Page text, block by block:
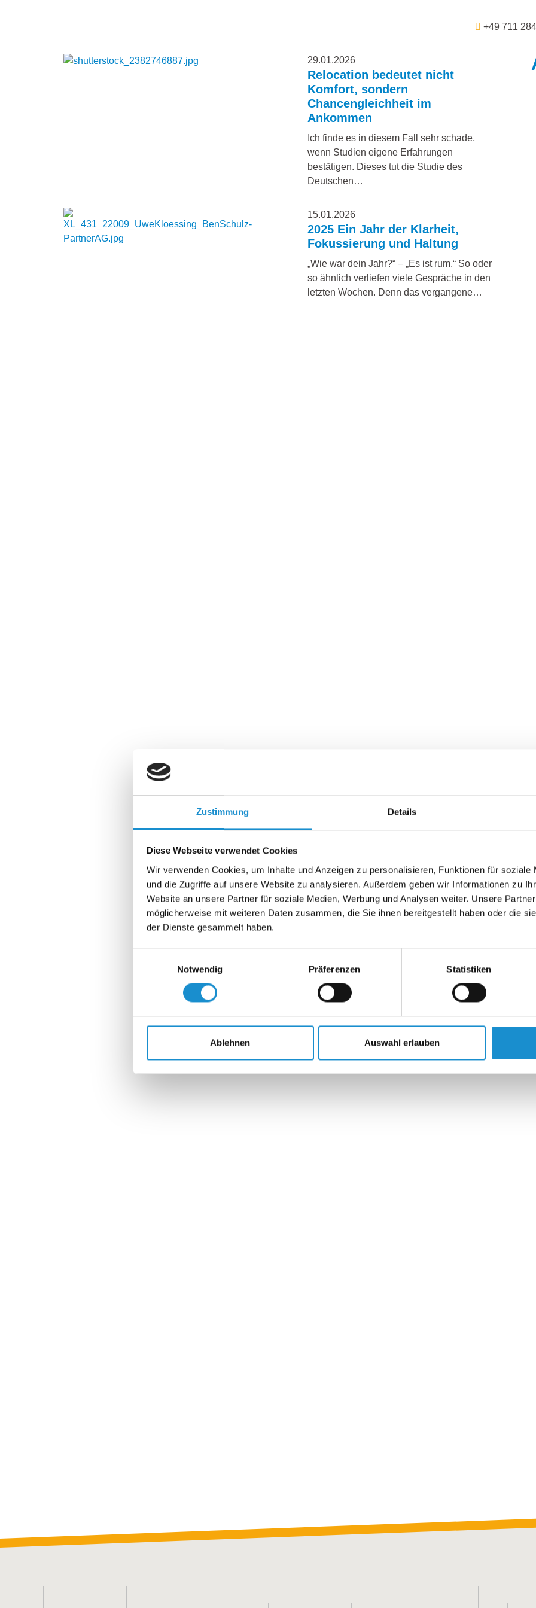
Zustimmung Details
Diese Webseite verwendet Cookies
Wir verwenden Cookies, um Inhalte und Anzeigen zu personalisieren, Funktionen für soziale
und die Zugriffe auf unsere Website zu analysieren. Außerdem geben wir Informationen zu
Website an unsere Partner für soziale Medien, Werbung und Analysen weiter. Unsere
möglicherweise mit weiteren Daten zusammen, die Sie ihnen bereitgestellt haben oder die
der Dienste gesammelt haben.
Notwendig
Präferenzen Statistiken
Ablehnen Auswahl erlauben
+49 711
29.01.2026
Relocation bedeutet nicht
Komfort, sondern
Chancengleichheit im
Ankommen
Ich finde es in diesem Fall sehr schade,
wenn Studien eigene Erfahrungen
bestätigen. Dieses tut die Studie des
Deutschen…
15.01.2026
2025 Ein Jahr der Klarheit,
Fokussierung und Haltung
„Wie war dein Jahr?“ – „Es ist rum.“ So oder
so ähnlich verliefen viele Gespräche in den
letzten Wochen. Denn das vergangene…